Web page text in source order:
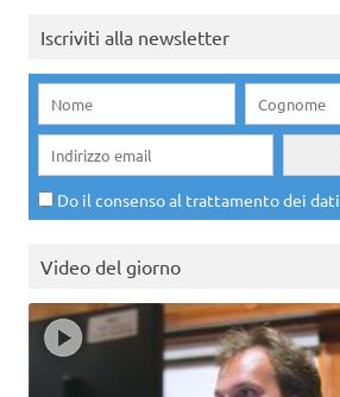
Iscriviti alla newsletter
Do il consenso al trattamento dei dati
Video del giorno